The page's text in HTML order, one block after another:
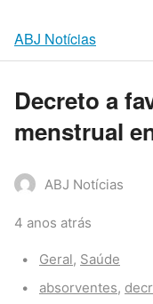
ABJ Notícias
Decreto a
menstrual
ABJ Notícias
4 anos atrás
Categories:
Geral, Saúde
Tags:
absorventes,